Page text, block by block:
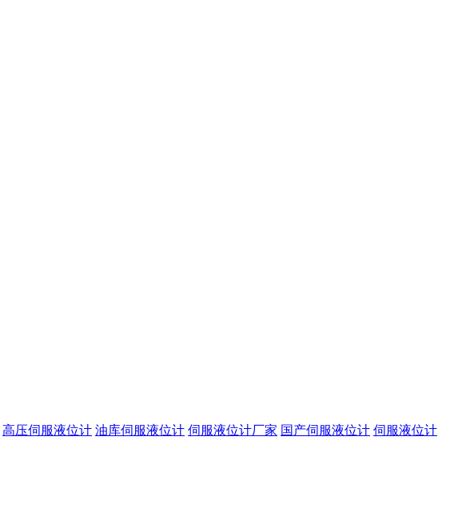
高压伺服液位计 油库伺服液位计 伺服液位计厂家 国产伺服液位计 伺服液位计